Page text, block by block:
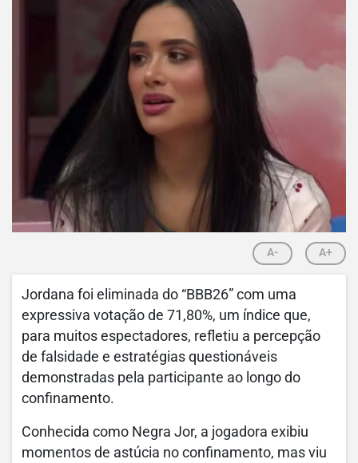
A- A+
Jordana foi eliminada do “BBB26” com uma
expressiva votação de 71,80%, um índice que,
para muitos espectadores, refletiu a percepção
de falsidade e estratégias questionáveis
demonstradas pela participante ao longo do
confinamento.
Conhecida como Negra Jor, a jogadora exibiu
momentos de astúcia no confinamento, mas viu